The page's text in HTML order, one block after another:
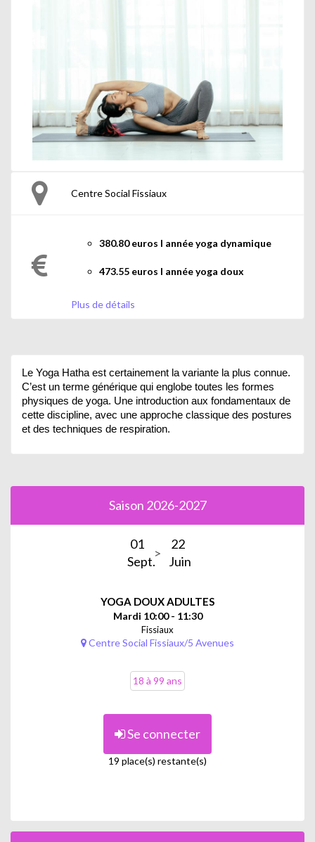
Centre Social Fissiaux
380.80 euros l année yoga dynamique
473.55 euros l année yoga doux
Plus de détails
Le Yoga Hatha est certainement la variante la plus connue.
C’est un terme générique qui englobe toutes les formes
physiques de yoga. Une introduction aux fondamentaux de
cette discipline, avec une approche classique des postures
et des techniques de respiration.
Saison 2026-2027
01
Sept.
22
Juin
YOGA DOUX ADULTES
Mardi 10:00 - 11:30
Fissiaux
Centre Social Fissiaux/5 Avenues
18 à 99 ans
Se connecter
19 place(s) restante(s)